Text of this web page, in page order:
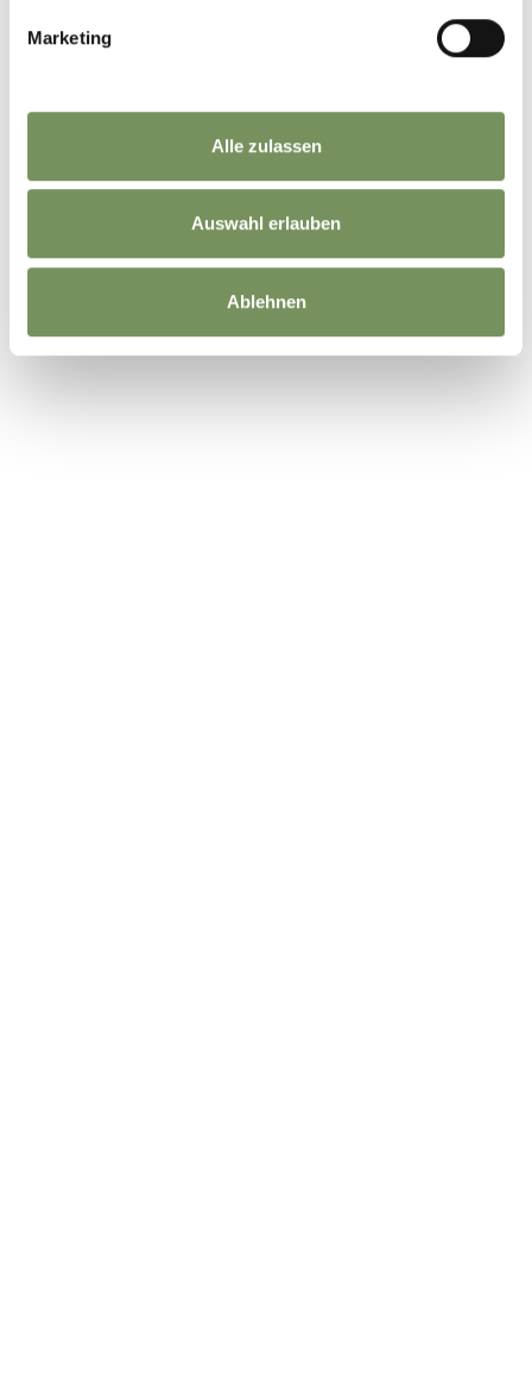
Marketing
Alle zulassen
Auswahl erlauben
Ablehnen
WAR DER INHALT FÜR DICH HILFREICH?